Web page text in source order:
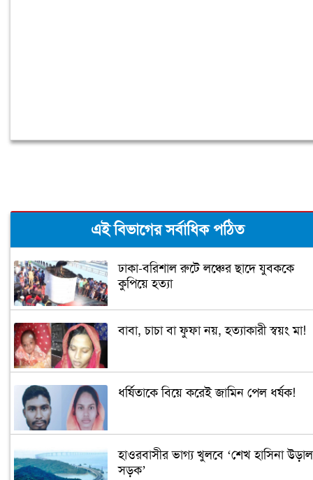
এই বিভাগের সর্বাধিক পঠিত
ঢাকা-বরিশাল রুটে লঞ্চের ছাদে যুবককে
কুপিয়ে হত্যা
বাবা, চাচা বা ফুফা নয়, হত্যাকারী স্বয়ং মা!
ধর্ষিতাকে বিয়ে করেই জামিন পেল ধর্ষক!
হাওরবাসীর ভাগ্য খুলবে ‘শেখ হাসিনা উড়াল
সড়ক’